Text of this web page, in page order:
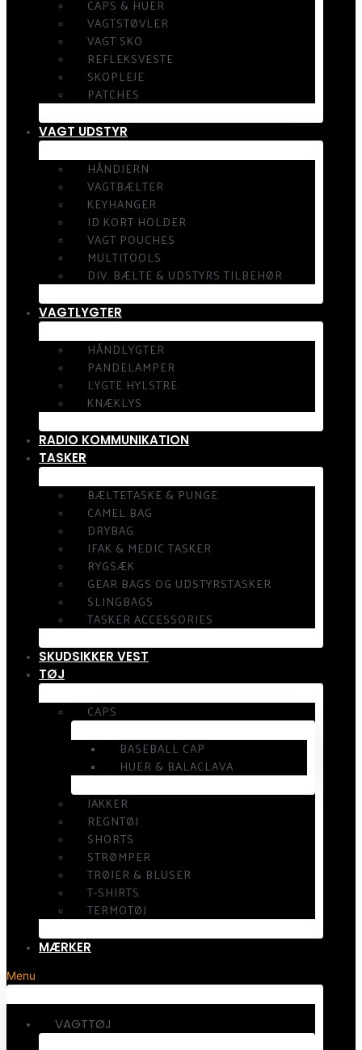
CAPS & HUER
VAGTSTØVLER
VAGT SKO
REFLEKSVESTE
SKOPLEJE
PATCHES
VAGT UDSTYR
HÅNDJERN
VAGTBÆLTER
KEYHANGER
ID KORT HOLDER
VAGT POUCHES
MULTITOOLS
DIV. BÆLTE & UDSTYRS TILBEHØR
VAGTLYGTER
HÅNDLYGTER
PANDELAMPER
LYGTE HYLSTRE
KNÆKLYS
RADIO KOMMUNIKATION
TASKER
BÆLTETASKE & PUNGE
CAMEL BAG
DRYBAG
IFAK & MEDIC TASKER
RYGSÆK
GEAR BAGS OG UDSTYRSTASKER
SLINGBAGS
TASKER ACCESSORIES
SKUDSIKKER VEST
TØJ
CAPS
BASEBALL CAP
HUER & BALACLAVA
JAKKER
REGNTØJ
SHORTS
STRØMPER
TRØJER & BLUSER
T-SHIRTS
TERMOTØJ
MÆRKER
Menu
VAGTTØJ